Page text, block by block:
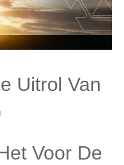
Uitrol Van
Voor De